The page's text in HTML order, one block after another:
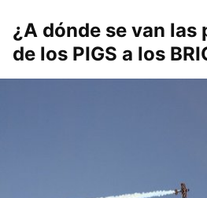
¿A dónde se van las
de los PIGS a los